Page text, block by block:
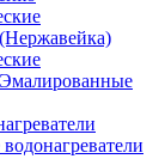
Эмалированные